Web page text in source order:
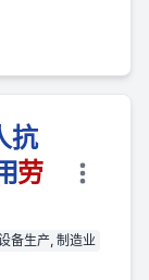
抗
劳
备生产, 制造业